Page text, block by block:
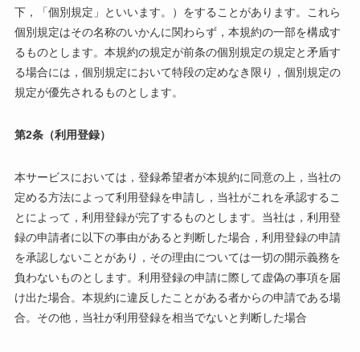
下，「個別規定」といいます。）をすることがあります。これら
個別規定はその名称のいかんに関わらず，本規約の一部を構成す
るものとします。本規約の規定が前条の個別規定の規定と矛盾す
る場合には，個別規定において特段の定めなき限り，個別規定の
規定が優先されるものとします。
第2条（利用登録）
本サービスにおいては，登録希望者が本規約に同意の上，当社の
定める方法によって利用登録を申請し，当社がこれを承認するこ
とによって，利用登録が完了するものとします。当社は，利用登
録の申請者に以下の事由があると判断した場合，利用登録の申請
を承認しないことがあり，その理由については一切の開示義務を
負わないものとします。利用登録の申請に際して虚偽の事項を届
け出た場合。本規約に違反したことがある者からの申請である場
合。その他，当社が利用登録を相当でないと判断した場合